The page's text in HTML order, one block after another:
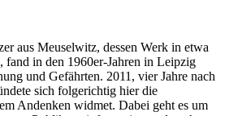
aus Meuselwitz, dessen Werk in etwa
fand in den 1960er-Jahren in Leipzig
und Gefährten. 2011, vier Jahre nach
sich folgerichtig hier die
Andenken widmet. Dabei geht es um